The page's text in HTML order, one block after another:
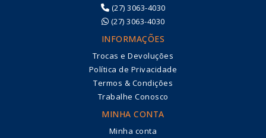
(27) 3063-4030
(27) 3063-4030
INFORMAÇÕES
Trocas e Devoluções
Política de Privacidade
Termos & Condições
Trabalhe Conosco
MINHA CONTA
Minha conta